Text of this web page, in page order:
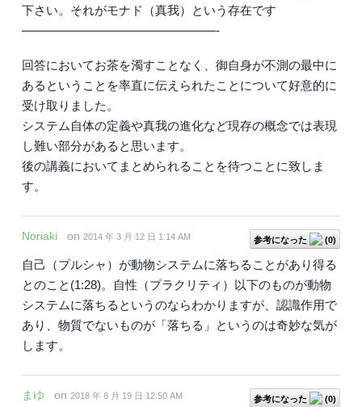
下さい。それがモナド（真我）という存在です
————————————————-
回答においてお茶を濁すことなく、御自身が不測の最中に
あるということを率直に伝えられたことについて好意的に
受け取りました。
システム自体の定義や真我の進化など現存の概念では表現
し難い部分があると思います。
後の講義においてまとめられることを待つことに致しま
す。
参考になった (0)
Noriaki on 2014 年 3 月 12 日 1:14 AM
自己（プルシャ）が動物システムに落ちることがあり得る
とのこと(1:28)。自性（プラクリティ）以下のものが動物
システムに落ちるというのならわかりますが、認識作用で
あり、物質でないものが「落ちる」というのは奇妙な気が
します。
参考になった (0)
まゆ on 2018 年 8 月 19 日 12:50 AM